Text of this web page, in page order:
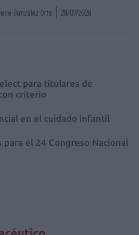
González Orts 28/07/2026
para titulares de
criterio
en el cuidado infantil
para el 24 Congreso Nacional